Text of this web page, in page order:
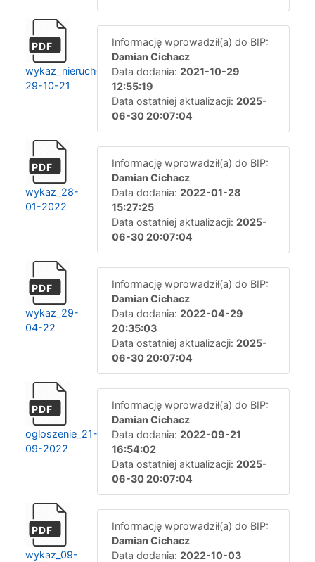
PDF
wykaz_nieruchomosci-
29-10-21
Informację wprowadził(a) do BIP:
Damian Cichacz
Data dodania: 2021-10-29
12:55:19
Data ostatniej aktualizacji: 2025-
06-30 20:07:04
PDF
wykaz_28-
01-2022
Informację wprowadził(a) do BIP:
Damian Cichacz
Data dodania: 2022-01-28
15:27:25
Data ostatniej aktualizacji: 2025-
06-30 20:07:04
PDF
wykaz_29-
04-22
Informację wprowadził(a) do BIP:
Damian Cichacz
Data dodania: 2022-04-29
20:35:03
Data ostatniej aktualizacji: 2025-
06-30 20:07:04
PDF
ogloszenie_21-
09-2022
Informację wprowadził(a) do BIP:
Damian Cichacz
Data dodania: 2022-09-21
16:54:02
Data ostatniej aktualizacji: 2025-
06-30 20:07:04
PDF
wykaz_09-
Informację wprowadził(a) do BIP:
Damian Cichacz
Data dodania: 2022-10-03